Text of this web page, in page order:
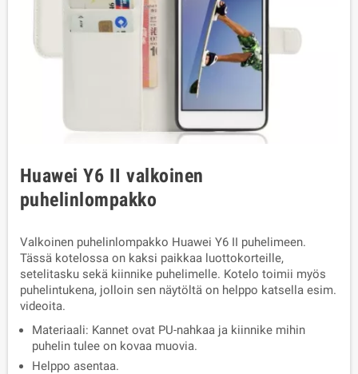
Huawei Y6 II valkoinen
puhelinlompakko
Valkoinen puhelinlompakko Huawei Y6 II puhelimeen.
Tässä kotelossa on kaksi paikkaa luottokorteille,
setelitasku sekä kiinnike puhelimelle. Kotelo toimii myös
puhelintukena, jolloin sen näytöltä on helppo katsella esim.
videoita.
Materiaali: Kannet ovat PU-nahkaa ja kiinnike mihin
puhelin tulee on kovaa muovia.
Helppo asentaa.